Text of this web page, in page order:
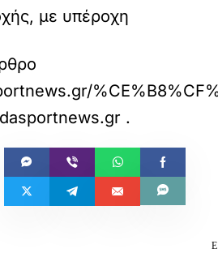
με υπέροχη
.